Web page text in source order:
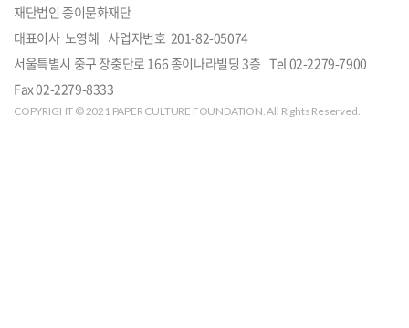
재단법인 종이문화재단
대표이사 노영혜 사업자번호 201-82-05074
주
소
서울특별시 중구 장충단로 166 종이나라빌딩 3층 Tel 02-2279-7900
Fax 02-2279-8333
COPYRIGHT © 2021 PAPER CULTURE FOUNDATION. All Rights Reserved.